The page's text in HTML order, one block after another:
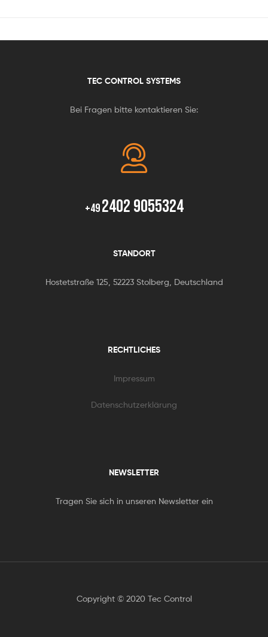
TEC CONTROL SYSTEMS
Bei Fragen bitte kontaktieren Sie:
+492402 9055324
STANDORT
Hostetstraße 125, 52223 Stolberg, Deutschland
RECHTLICHES
Impressum
Datenschutzerklärung
NEWSLETTER
Tragen Sie sich in unseren Newsletter ein
Copyright © 2020 Tec Control